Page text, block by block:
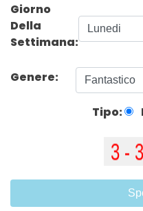
Giorno
Della
Settimana:
Genere:
Tipo: